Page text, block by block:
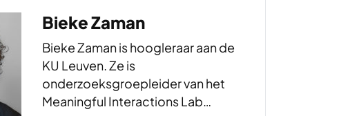
zorginnovatie (ZonMw) een beurs
die hem in staat stelt…
Bieke Zaman
Bieke Zaman is hoogleraar aan de
KU Leuven. Ze is
onderzoeksgroepleider van het
Meaningful Interactions Lab